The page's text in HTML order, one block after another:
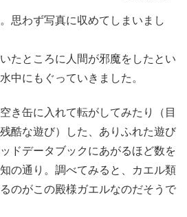
思わず写真に収めてしまいまし
たところに人間が邪魔をしたとい
中にもぐっていきました。
き缶に入れて転がしてみたり（目
酷な遊び）した、ありふれた遊び
ドデータブックにあがるほど数を
の通り。調べてみると、カエル類
のがこの殿様ガエルなのだそうで